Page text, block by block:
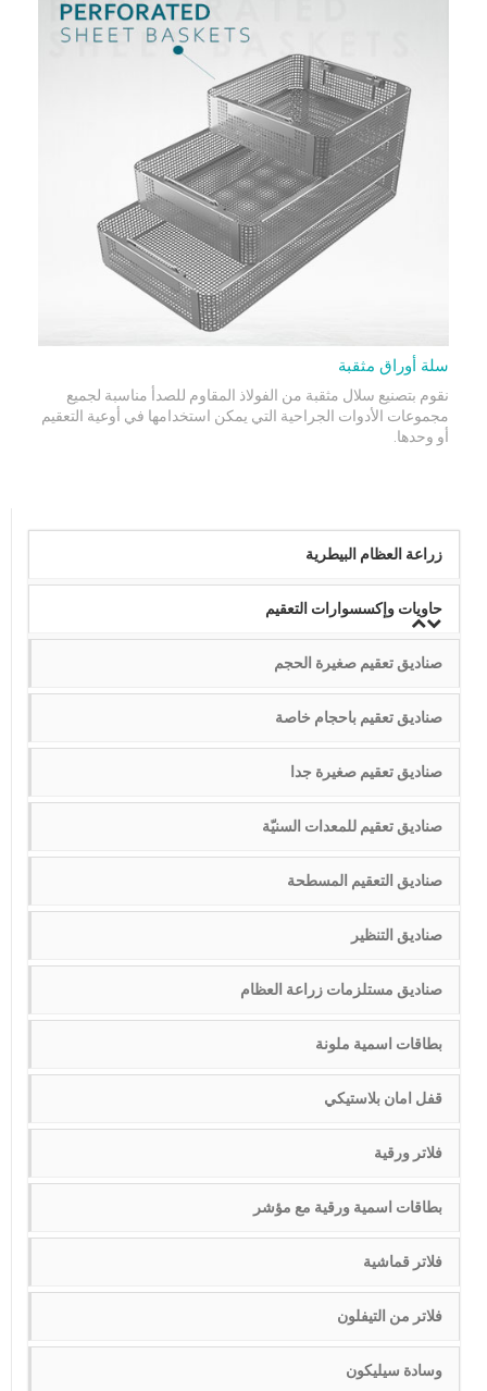
سلة أوراق مثقبة
نقوم بتصنيع سلال مثقبة من الفولاذ المقاوم للصدأ مناسبة لجميع
مجموعات الأدوات الجراحية التي يمكن استخدامها في أوعية التعقيم
أو وحدها.
زراعة العظام البيطرية
حاويات وإكسسوارات التعقيم
صناديق تعقيم صغيرة الحجم
صناديق تعقيم باحجام خاصة
صناديق تعقيم صغيرة جدا
صناديق تعقيم للمعدات السنيّة
صناديق التعقيم المسطحة
صناديق التنظير
صناديق مستلزمات زراعة العظام
بطاقات اسمية ملونة
قفل امان بلاستيكي
فلاتر ورقية
بطاقات اسمية ورقية مع مؤشر
فلاتر قماشية
فلاتر من التيفلون
وسادة سيليكون